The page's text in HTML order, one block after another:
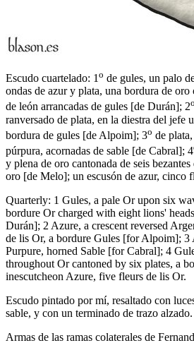
Escudo cuartelado: 1 o de gules, un palo
ondas de azur y plata, una bordura de oro
de león arrancadas de gules [de Durán]; 2o
ranversado de plata, en la diestra del jefe
bordura de gules [de Alpoim]; 3o de
púrpura, acornadas de sable [de Cabral]; 4
y plena de oro cantonada de seis
oro [de Melo]; un escusón de azur, cinco
Quarterly: 1 Gules, a pale Or upon six
bordure Or charged with eight lions'
Durán]; 2 Azure, a crescent reversed
de lis Or, a bordure Gules [for Alpoim]; 3
Purpure, horned Sable [for Cabral]; 4
throughout Or cantoned by six plates, a
inescutcheon Azure, five fleurs de lis Or.
Escudo pintado por mí, resaltado con
sable, y con un terminado de trazo alzado.
Armas de las ramas colaterales de